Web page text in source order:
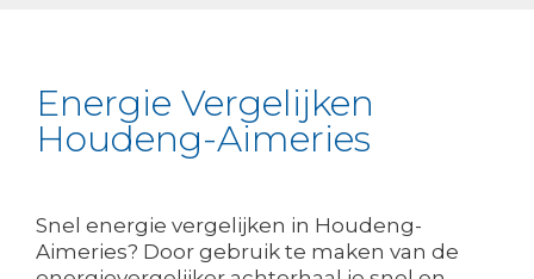
Energie Vergelijken
Houdeng-Aimeries
Snel energie vergelijken in Houdeng-
Aimeries? Door gebruik te maken van de